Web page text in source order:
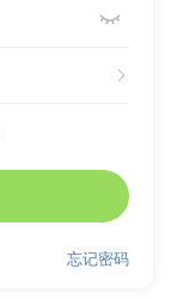


忘记密码